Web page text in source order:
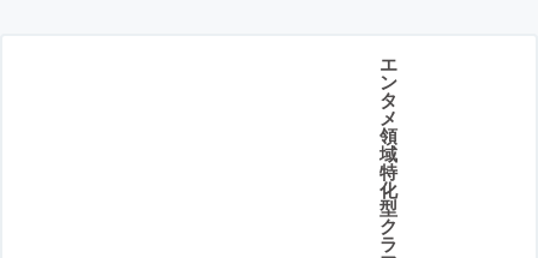
エ
ン
タ
メ
領
域
特
化
型
ク
ラ